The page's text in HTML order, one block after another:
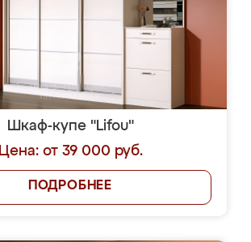
Шкаф-купе "Lifou"
Цена: от 39 000 руб.
ПОДРОБНЕЕ